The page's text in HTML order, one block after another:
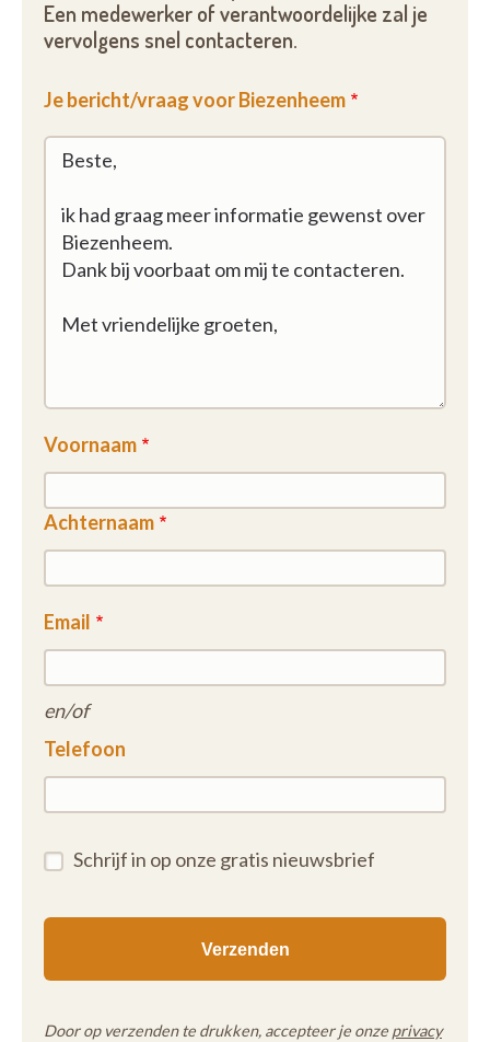
Een medewerker of verantwoordelijke zal je
vervolgens snel contacteren.
Je bericht/vraag voor Biezenheem
Voornaam
Achternaam
Email
en/of
Telefoon
Schrijf in op onze gratis nieuwsbrief
Door op verzenden te drukken, accepteer je onze privacy